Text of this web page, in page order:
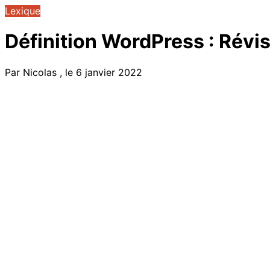
Lexique
Définition WordPress :
Par Nicolas , le 6 janvier 2022